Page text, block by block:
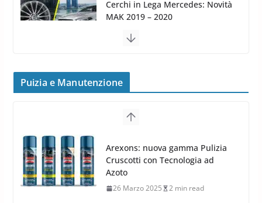
MAK FIVESTAR (2019)
24 Luglio 2019 1 min read
8 Aprile 2026 7 min read
l’acquisizione di Reedijk
3 Dicembre 2024 3 min read
Puizia e Manutenzione
Meguiars OFFERTA AMAZON:
TOP Prodotti per la Cura Auto
2023
28 Marzo 2023 14 min read